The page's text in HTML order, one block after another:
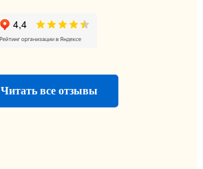
Читать все отзывы